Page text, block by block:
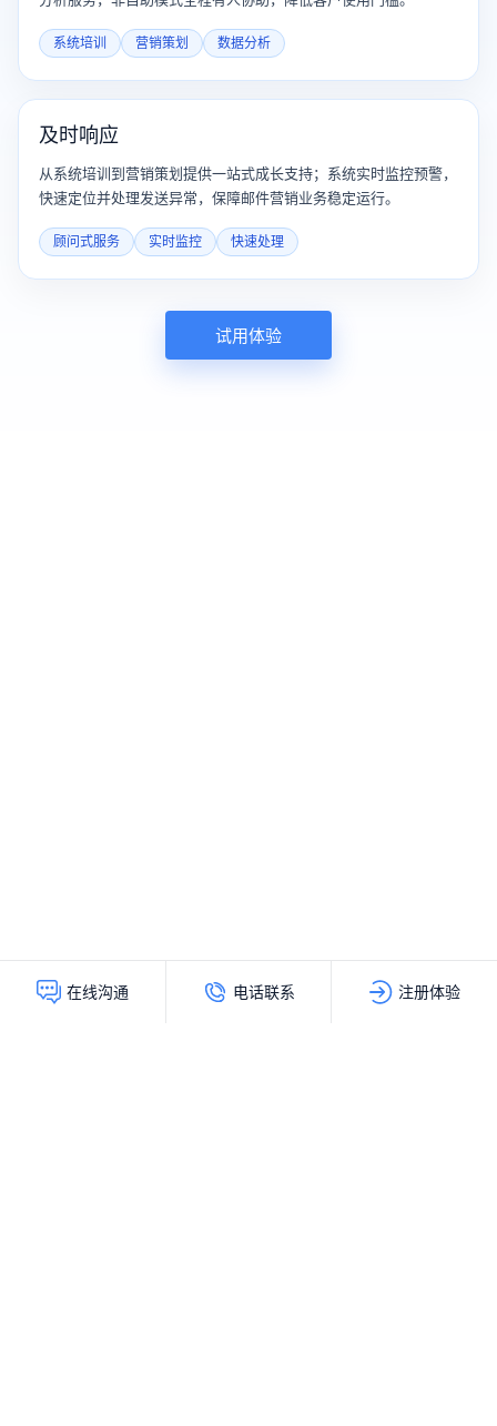
系统培训 营销策划 数据分析
及时响应
从系统培训到营销策划提供一站式成长支持；系统实时监控预警，
快速定位并处理发送异常，保障邮件营销业务稳定运行。
顾问式服务 实时监控 快速处理
试用体验
在线沟通 电话联系 注册体验